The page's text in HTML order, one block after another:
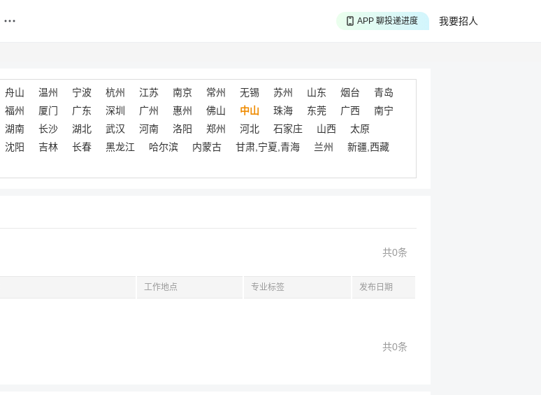
我要招人
APP 聊投递进度
舟山 温州 宁波 杭州 江苏 南京 常州 无锡 苏州 山东 烟台
青岛
福州 厦门 广东 深圳 广州 惠州 佛山 中山 珠海 东莞 广西
南宁
湖南 长沙 湖北 武汉 河南 洛阳 郑州 河北 石家庄 山西
太原
沈阳 吉林 长春 黑龙江 哈尔滨 内蒙古 甘肃,宁夏,青海 兰州
新疆,西藏
共0条
工作地点 专业标签 发布日期
共0条